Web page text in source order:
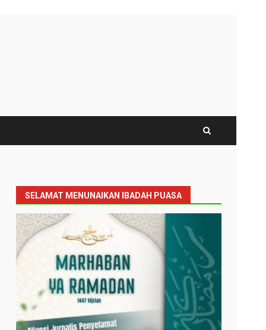
SELAMAT MENUNAIKAN IBADAH PUASA